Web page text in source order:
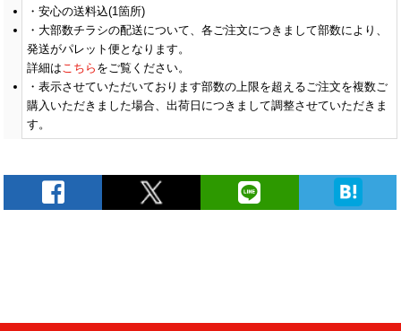
安心の送料込(1箇所)
大部数チラシの配送について、各ご注文につきまして部数により、
発送がパレット便となります。
詳細は こちら をご覧ください。
表示させていただいております部数の上限を超えるご注文を複数ご
購入いただきました場合、出荷日につきまして調整させていただきま
す。